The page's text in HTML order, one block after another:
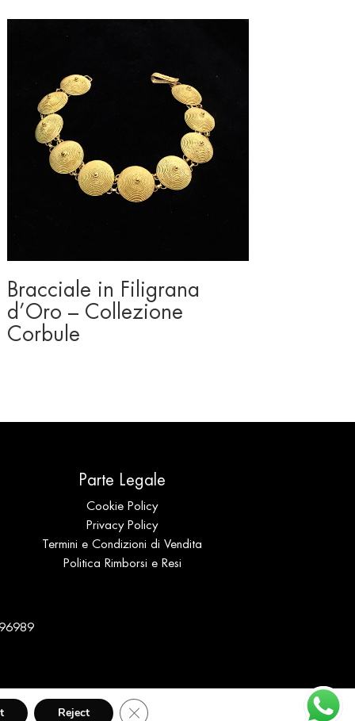
Bracciale in Filigrana
d’Oro – Collezione
Corbule
Parte Legale
Cookie Policy
Privacy Policy
Termini e Condizioni di Vendita
Politica Rimborsi e Resi
Reject Close GDPR Cookie Banner